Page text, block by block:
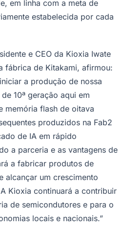
e CEO da Kioxia Iwate
a produção de nossa
10ª geração aqui em
memória flash de oitava
produzidos na Fab2
de IA em rápido
a parceria e as vantagens de
a fabricar produtos de
alcançar um crescimento
Kioxia continuará a contribuir
de semicondutores e para o
locais e nacionais.”
e a Kioxia impulsionaram a